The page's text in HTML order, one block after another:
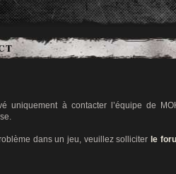
uniquement à contacter l’équipe de
dans un jeu, veuillez solliciter le